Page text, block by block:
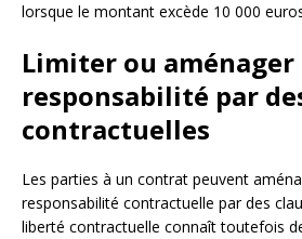
lorsque le montant excède 10 000
Limiter ou aménager
responsabilité par
contractuelles
Les parties à un contrat peuvent
responsabilité contractuelle par des
liberté contractuelle connaît toutefois